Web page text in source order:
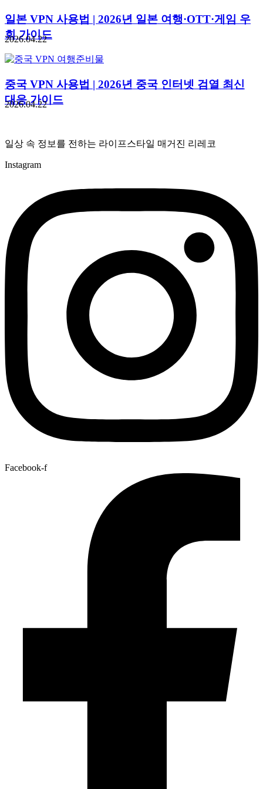
일본 VPN 사용법 | 2026년 일본 여행·OTT·게임 우
회 가이드
2026.04.22
중국 VPN 사용법 | 2026년 중국 인터넷 검열 최신
대응 가이드
2026.04.22
일상 속 정보를 전하는 라이프스타일 매거진 리레코
Instagram
Facebook-f